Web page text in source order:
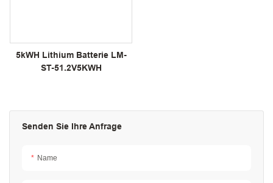
Senden Sie Ihre Anfrage
Name
5kWH Lithium Batterie LM-
ST-51.2V5KWH